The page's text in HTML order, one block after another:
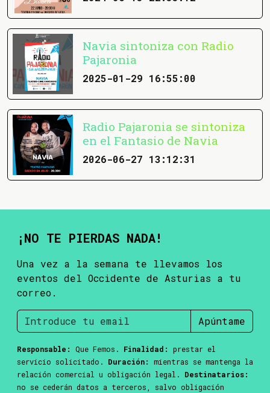
Navia sintoniza con Radio
Pajaronia
2025-01-29 16:55:00
Radio Pajaronia se sintoniza
en el Fantasio de Navia
2026-06-27 13:12:31
¡NO TE PIERDAS NADA!
Una vez a la semana te llevamos los
eventos del Occidente de Asturias a tu
correo.
Apúntame
Responsable: Que Femos. Finalidad:
prestar el
servicio solicitado. Duración:
mientras se mantenga la
relación comercial u obligación legal. Destinatarios:
no se cederán datos a terceros, salvo obligación